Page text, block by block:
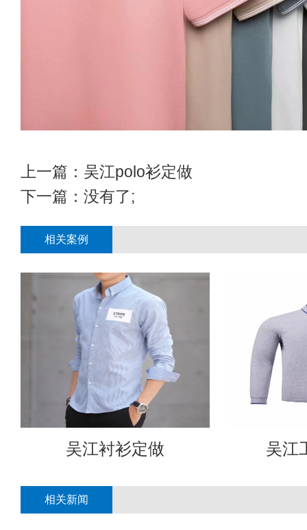
上一篇： 吴江polo衫定做
下一篇：没有了;
相关案例
吴江衬衫定做 吴江
相关新闻